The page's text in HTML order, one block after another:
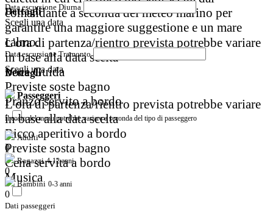
Dettagli
L'ora di partenza/rientro prevista potrebbe variare
in base alla data scelta
Voce Guida
Previste soste bagno
Pranzo servito a bordo
comandante a seconda del meteo marino per
garantire una maggiore suggestione e un mare
calmo.
Dettagli
L'ora di partenza/rientro prevista potrebbe variare
in base alla data scelta
Ricco aperitivo a bordo
Previste sosta bagno
Cena servita a bordo
Musica
Data escursione Diurna
Scegli una data
Data escursione Tramonto
Scegli una data
Passeggeri
Il costo del menu potrebbe variare a seconda del tipo di passeggero
Adulti
0
Ragazzi 4-12 anni
0
Bambini 0-3 anni
0
Dati passeggeri